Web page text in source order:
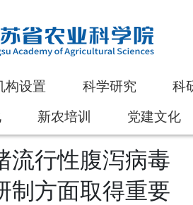
构设置 科学研究
科
新农培训 党建文化
流行性腹泻病毒
制方面取得重要